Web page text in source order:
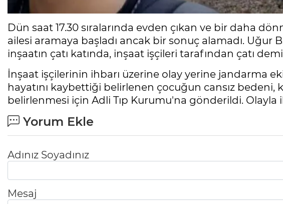
Dün saat 17.30 sıralarında evden çıkan ve bir daha
ailesi aramaya başladı ancak bir sonuç alamadı. Uğur
inşaatın çatı katında, inşaat işçileri tarafından çatı
İnşaat işçilerinin ihbarı üzerine olay yerine jandarma
hayatını kaybettiği belirlenen çocuğun cansız bedeni,
belirlenmesi için Adli Tıp Kurumu'na gönderildi. Olayla
Yorum Ekle
Adınız Soyadınız
Mesaj